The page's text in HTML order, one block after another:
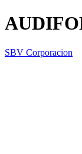
SBV Corporacion